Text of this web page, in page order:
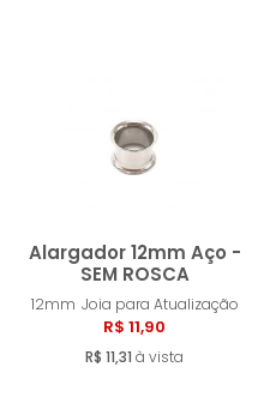
Alargador 12mm Aço -
SEM ROSCA
12mm Joia para Atualização
R$ 11,90
R$ 11,31 à vista
Comprar